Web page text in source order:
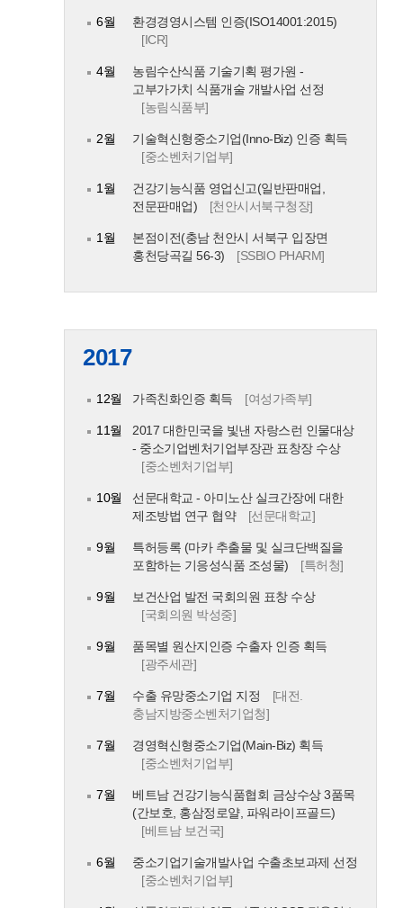
6월
환경경영시스템 인증(ISO14001:2015)
[ICR]
4월
농림수산식품 기술기획 평가원 -
고부가가치 식품개술 개발사업 선정
[농림식품부]
2월
기술혁신형중소기업(Inno-Biz) 인증 획득
[중소벤처기업부]
1월
건강기능식품 영업신고(일반판매업,
전문판매업)
[천안시서북구청장]
1월
본점이전(충남 천안시 서북구 입장면
홍천당곡길 56-3)
[SSBIO PHARM]
2017
12월 가족친화인증 획득 [여성가족부]
11월
2017 대한민국을 빛낸 자랑스런 인물대상
- 중소기업벤처기업부장관 표창장 수상
[중소벤처기업부]
10월
선문대학교 - 아미노산 실크간장에 대한
제조방법 연구 협약
[선문대학교]
9월
특허등록 (마카 추출물 및 실크단백질을
포함하는 기응성식품 조성물)
[특허청]
9월
보건산업 발전 국회의원 표창 수상
[국회의원 박성중]
9월
품목별 원산지인증 수출자 인증 획득
[광주세관]
7월 수출 유망중소기업 지정
[대전.
충남지방중소벤처기업청]
7월
경영혁신형중소기업(Main-Biz) 획득
[중소벤처기업부]
7월
베트남 건강기능식품협회 금상수상 3품목
(간보호, 홍삼정로얄, 파워라이프골드)
[베트남 보건국]
6월
중소기업기술개발사업 수출초보과제 선정
[중소벤처기업부]